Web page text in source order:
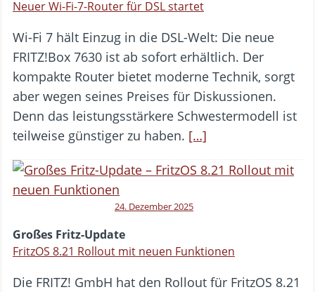
Neuer Wi-Fi-7-Router für DSL startet
Wi-Fi 7 hält Einzug in die DSL-Welt: Die neue
FRITZ!Box 7630 ist ab sofort erhältlich. Der
kompakte Router bietet moderne Technik, sorgt
aber wegen seines Preises für Diskussionen.
Denn das leistungsstärkere Schwestermodell ist
teilweise günstiger zu haben. […]
24. Dezember 2025
Großes Fritz-Update
FritzOS 8.21 Rollout mit neuen Funktionen
Die FRITZ! GmbH hat den Rollout für FritzOS 8.21